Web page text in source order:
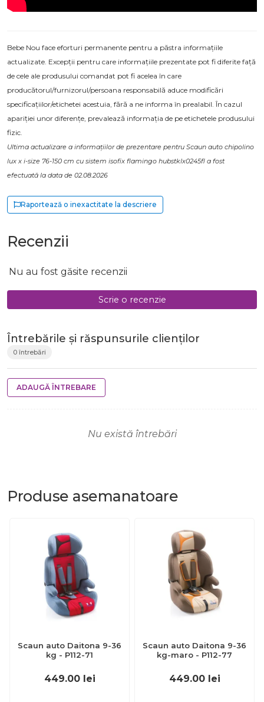
Bebe Nou face eforturi permanente pentru a păstra informațiile
actualizate. Excepții pentru care informațiile prezentate pot fi diferite față
de cele ale produsului comandat pot fi acelea în care
producătorul/furnizorul/persoana responsabilă aduce modificări
specificațiilor/etichetei acestuia, fără a ne informa în prealabil. În cazul
apariției unor diferențe, prevalează informația de pe etichetele produsului
fizic.
Ultima actualizare a informațiilor de prezentare pentru Scaun auto chipolino
lux x i-size 76-150 cm cu sistem isofix flamingo hubstklx0245fl a fost
efectuată la data de 02.08.2026
Raportează o inexactitate la descriere
Recenzii
Nu au fost găsite recenzii
Scrie o recenzie
Întrebările și răspunsurile clienților
0 întrebări
ADAUGĂ ÎNTREBARE
Nu există întrebări
Produse asemanatoare
Scaun auto Daitona 9-36
kg - P112-71
449.00 lei
Scaun auto Daitona 9-36
kg-maro - P112-77
449.00 lei